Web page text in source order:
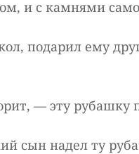
и с камнями
подарил ему
— эту рубашку
сын надел ту